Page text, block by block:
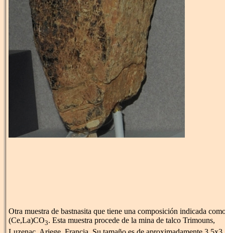
Otra muestra de bastnasita que tiene una composición indicada
(Ce,La)CO3. Esta muestra procede de la mina de talco Trimouns,